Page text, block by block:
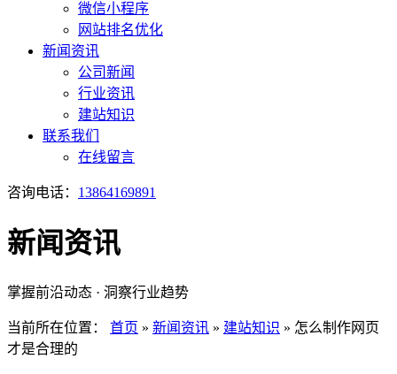
微信小程序
网站排名优化
新闻资讯
公司新闻
行业资讯
建站知识
联系我们
在线留言
咨询电话： 13864169891
新闻资讯
掌握前沿动态 · 洞察行业趋势
当前所在位置： 首页 » 新闻资讯 » 建站知识 » 怎么制作网页
才是合理的